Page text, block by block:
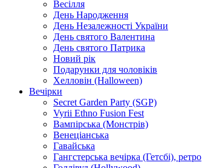
Весілля
День Народження
День Незалежності України
День святого Валентина
День святого Патрика
Новий рік
Подарунки для чоловіків
Хелловін (Halloween)
Вечірки
Secret Garden Party (SGP)
Vyrii Ethno Fusion Fest
Вампірська (Монстрів)
Венеціанська
Гавайська
Гангстерська вечірка (Гетсбі), ретро